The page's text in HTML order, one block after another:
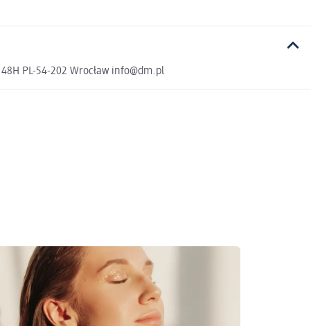
PL-54-202 Wrocław info@dm.pl